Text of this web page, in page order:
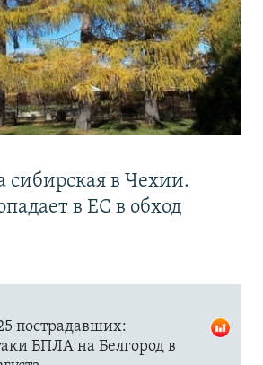
сибирская в Чехии.
в ЕС в обход